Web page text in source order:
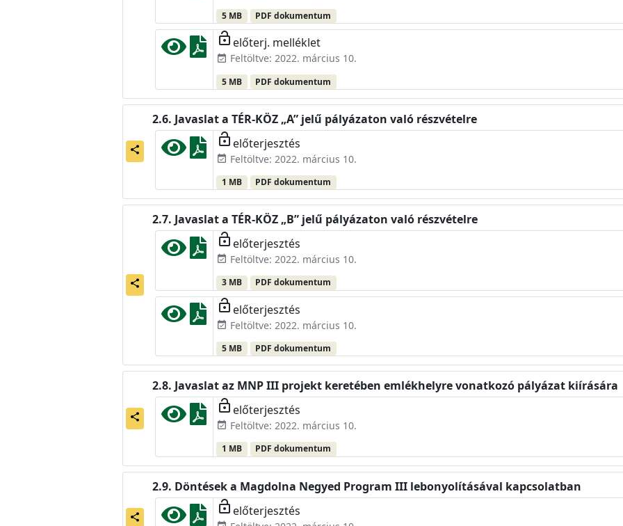
5 MB PDF dokumentum
lock_open előterj. melléklet
event_available Feltöltve: 2022. március 10.
5 MB PDF dokumentum
share
Javaslat a TÉR-KÖZ „A” jelű pályázaton való részvételre
lock_open előterjesztés
event_available Feltöltve: 2022. március 10.
1 MB PDF dokumentum
share
Javaslat a TÉR-KÖZ „B” jelű pályázaton való részvételre
lock_open előterjesztés
event_available Feltöltve: 2022. március 10.
3 MB PDF dokumentum
lock_open előterjesztés
event_available Feltöltve: 2022. március 10.
5 MB PDF dokumentum
share
Javaslat az MNP III projekt keretében emlékhelyre vonatkozó pályázat kiírására
lock_open előterjesztés
event_available Feltöltve: 2022. március 10.
1 MB PDF dokumentum
share
Döntések a Magdolna Negyed Program III lebonyolításával kapcsolatban
lock_open előterjesztés